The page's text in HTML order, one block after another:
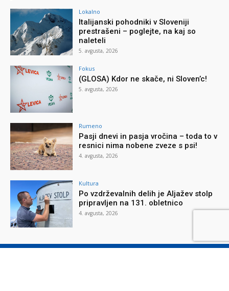
Lokalno
Italijanski pohodniki v Sloveniji
prestrašeni – poglejte, na kaj so
naleteli
5. avgusta, 2026
Fokus
(GLOSA) Kdor ne skače, ni Sloven’c!
5. avgusta, 2026
Rumeno
Pasji dnevi in pasja vročina – toda to v
resnici nima nobene zveze s psi!
4. avgusta, 2026
Kultura
Po vzdrževalnih delih je Aljažev stolp
pripravljen na 131. obletnico
4. avgusta, 2026